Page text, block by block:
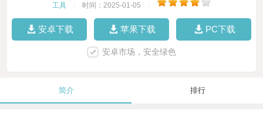
工具 时间：2025-01-05
安卓下载 苹果下载 PC下载
安卓市场，安全绿色
简介 排行